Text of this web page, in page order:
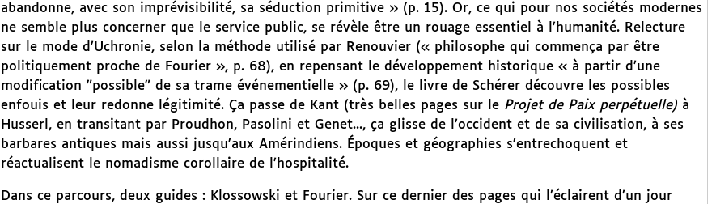
abandonne, avec son imprévisibilité, sa séduction primitive » (p. 15). Or, ce qui pour nos sociétés modernes
ne semble plus concerner que le service public, se révèle être un rouage essentiel à l’humanité. Relecture
sur le mode d’Uchronie, selon la méthode utilisé par Renouvier (« philosophe qui commença par être
politiquement proche de Fourier », p. 68), en repensant le développement historique « à partir d’une
modification "possible" de sa trame événementielle » (p. 69), le livre de Schérer découvre les possibles
enfouis et leur redonne légitimité. Ça passe de Kant (très belles pages sur le Projet de Paix perpétuelle)à
Husserl, en transitant par Proudhon, Pasolini et Genet..., ça glisse de l’occident et de sa civilisation, à ses
barbares antiques mais aussi jusqu’aux Amérindiens. Époques et géographies s’entrechoquent et
réactualisent le nomadisme corollaire de l’hospitalité.
Dans ce parcours, deux guides : Klossowski et Fourier. Sur ce dernier des pages qui l’éclairent d’un jour